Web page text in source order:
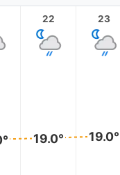
22
19.0°
23
19.0°